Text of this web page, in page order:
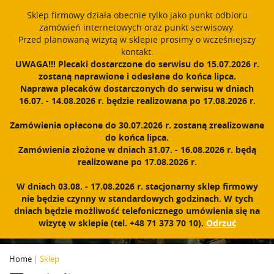
{dataLayer.push(arguments);} gtag('js', new Date()); gtag('config',
'UA-11892555-1');
PROUDLY MADE IN POLAND SINCE 1984 Polski
Zarejestruj się Zaloguj się 0
N
w
g
j
a
PRODUKTY
Home | Sklep
Sklep firmowy działa obecnie tylko jako punkt odbioru
zamówień internetowych oraz punkt serwisowy.
Przed planowaną wizytą w sklepie prosimy o wcześniejszy
kontakt.
UWAGA!!! Plecaki dostarczone do serwisu do 15.07.2026 r.
zostaną naprawione i odesłane do końca lipca.
Naprawa plecaków dostarczonych do serwisu w dniach
16.07. - 14.08.2026 r. będzie realizowana po 17.08.2026 r.
Zamówienia opłacone do 30.07.2026 r. zostaną zrealizowane
do końca lipca.
Zamówienia złożone w dniach 31.07. - 16.08.2026 r. będą
realizowane po 17.08.2026 r.
W dniach 03.08. - 17.08.2026 r. stacjonarny sklep firmowy
nie będzie czynny w standardowych godzinach. W tych
dniach będzie możliwość telefonicznego umówienia się na
wizytę w sklepie (tel. +48 71 373 70 10). Odrzuć